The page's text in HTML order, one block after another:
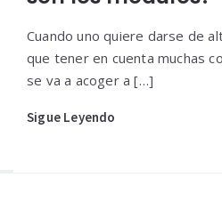
Cuando uno quiere darse de
que tener en cuenta muchas
se va a acoger a […]
Sigue Leyendo